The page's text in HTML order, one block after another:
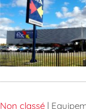
Non classé |